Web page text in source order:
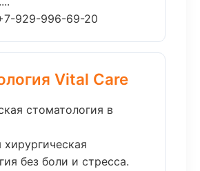
929-996-69-20
Vital Care
стоматология в
без боли и стресса.